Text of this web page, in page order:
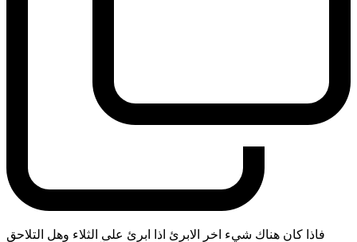
فاذا كان هناك شيء اخر الابرئ اذا ابرئ على الثلاء وهل التلاحق